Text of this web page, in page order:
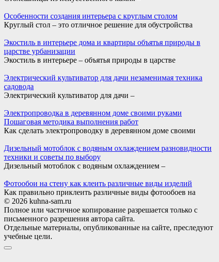
Особенности создания интерьера с круглым столом
Круглый стол – это отличное решение для обустройства
Экостиль в интерьере дома и квартиры объятья природы в
царстве урбанизации
Экостиль в интерьере – объятья природы в царстве
Электрический культиватор для дачи незаменимая техника
садовода
Электрический культиватор для дачи –
Электропроводка в деревянном доме своими руками
Пошаговая методика выполнения работ
Как сделать электропроводку в деревянном доме своими
Дизельный мотоблок с водяным охлаждением разновидности
техники и советы по выбору
Дизельный мотоблок с водяным охлаждением –
Фотообои на стену как клеить различные виды изделий
Как правильно приклеить различные виды фотообоев на
© 2026 kuhna-sam.ru
Полное или частичное копирование разрешается только с
письменного разрешения автора сайта.
Отдельные материалы, опубликованные на сайте, преследуют
учебные цели.